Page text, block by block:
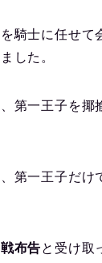
騎士に任せ
した。
第一王子を
第一王子だけ
布告と受け取